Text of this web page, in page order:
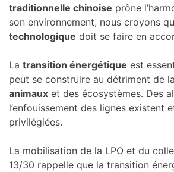
traditionnelle chinoise prône
son environnement, nous croyons
technologique doit se faire en
La transition énergétique est
peut se construire au détriment de la
animaux et des écosystèmes. Des
l’enfouissement des lignes existent
privilégiées.
La mobilisation de la LPO et du
13/30 rappelle que la transition